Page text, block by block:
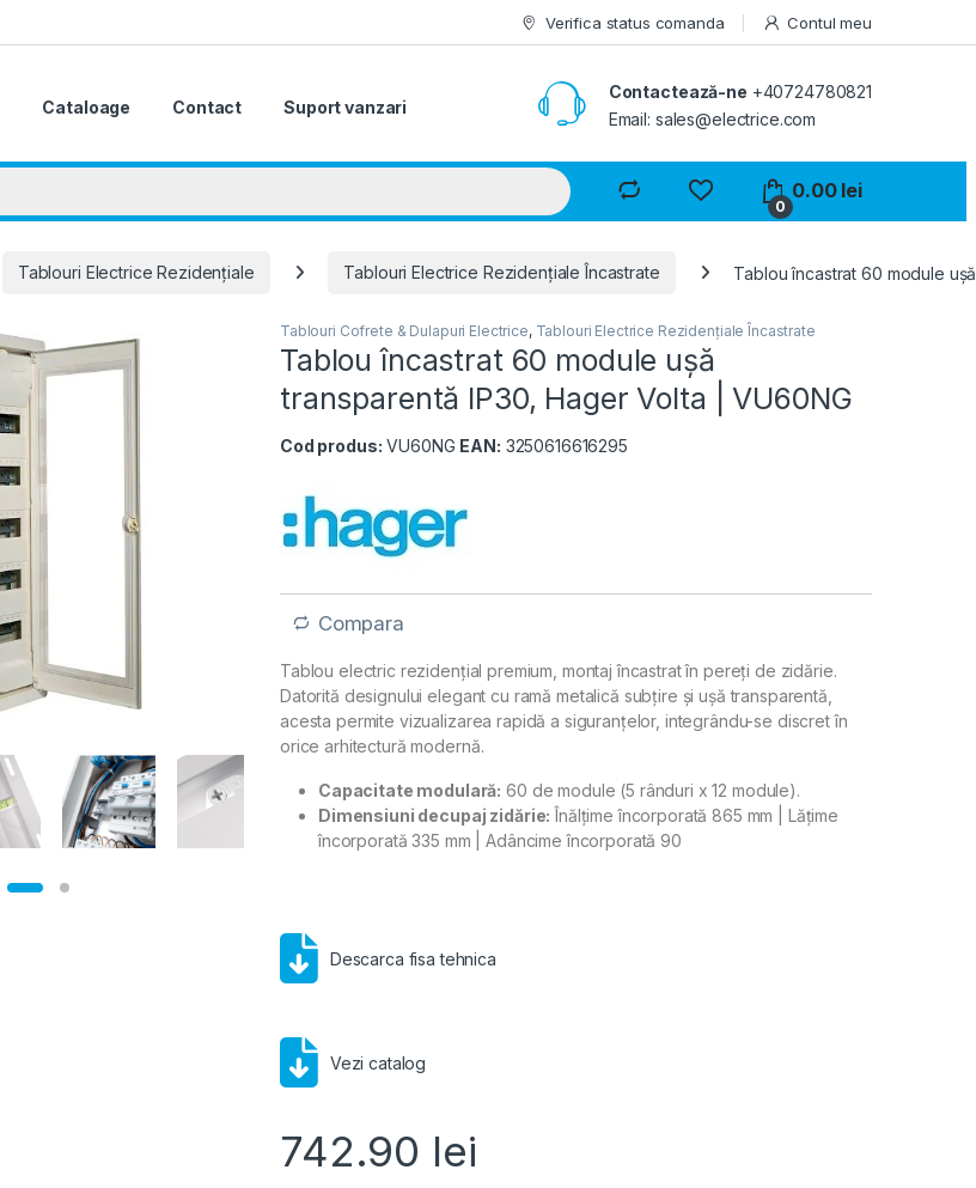
Verifica status comanda Contul meu
Cataloage Contact Suport vanzari
Contactează-ne +40724780821
Email: sales@electrice.com
0
0.00 lei
Tablouri Electrice Rezidențiale Tablouri Electrice Rezidențiale Încastrate Tablou încastrat 60 module
Tablouri Cofrete & Dulapuri Electrice, Tablouri Electrice Rezidențiale Încastrate
Tablou încastrat 60 module ușă
transparentă IP30, Hager Volta | VU60NG
Cod produs: VU60NG EAN: 3250616616295
Compara
Tablou electric rezidențial premium, montaj încastrat în pereți de zidărie.
Datorită designului elegant cu ramă metalică subțire și ușă transparentă,
acesta permite vizualizarea rapidă a siguranțelor, integrându-se discret în
orice arhitectură modernă.
Capacitate modulară: 60 de module (5 rânduri x 12 module).
Dimensiuni decupaj zidărie: Înălțime încorporată 865 mm | Lățime
încorporată 335 mm | Adâncime încorporată 90
Descarca fisa tehnica
Vezi catalog
742.90 lei